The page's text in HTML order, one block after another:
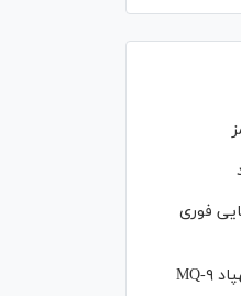
فوری
اولین تصاویر لاشه F-۱۵ آمریکا و پهپاد MQ-۹